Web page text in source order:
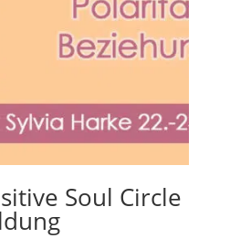
Soul Circle